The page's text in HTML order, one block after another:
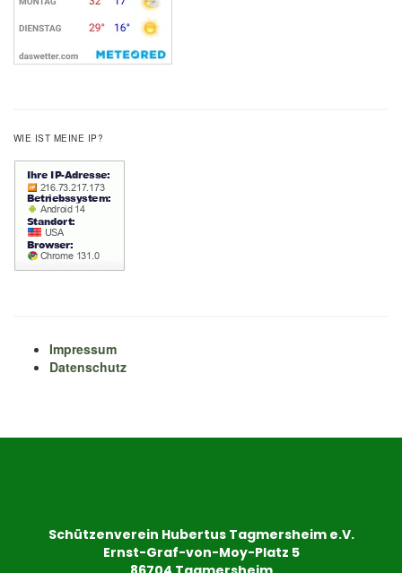
WIE IST MEINE IP?
Impressum
Datenschutz
Schützenverein Hubertus Tagmersheim e.V.
Ernst-Graf-von-Moy-Platz 5